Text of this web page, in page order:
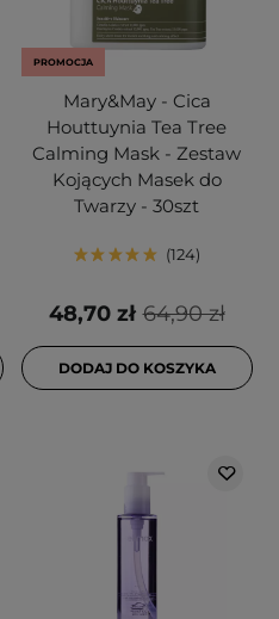
PROMOCJA
Mary&May - Cica
Houttuynia Tea Tree
Calming Mask - Zestaw
Kojących Masek do
Twarzy - 30szt
124
64,90 zł
48,70 zł
DODAJ DO KOSZYKA